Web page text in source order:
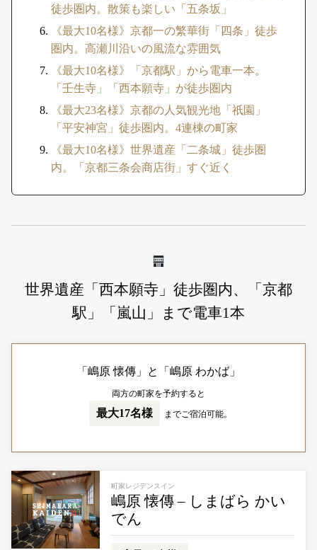
徒歩圏内。散策も楽しい「五条坂」
《最大10名様》京都一の繁華街「四条」徒歩
圏内。高瀬川沿いの風流な雰囲気
《最大10名様》「京都駅」から電車一本。
「壬生寺」「西本願寺」が徒歩圏内
《最大23名様》京都の人気観光地「祇園」
「平安神宮」徒歩圏内。4連棟の町家
《最大10名様》世界遺産「二条城」徒歩圏
内。「京都三条会商店街」すぐ近く
世界遺産「西本願寺」徒歩圏内、「京都
駅」「嵐山」まで電車1本
「嶋原 懐傳」と「嶋原 わかば」
両方の町家を予約すると
最大17名様 までご宿泊可能。
町家レジデンスイン
嶋原 懐傳 – しまばら かい
でん